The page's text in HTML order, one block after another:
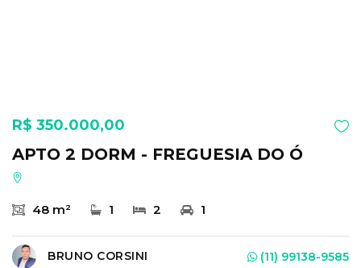
R$ 350.000,00
APTO 2 DORM - FREGUESIA DO Ó
48 m² 1 2 1
BRUNO CORSINI (11) 99138-9585